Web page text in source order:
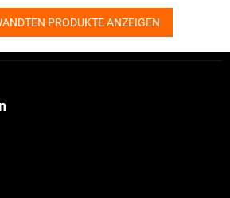
PRODUKTE ANZEIGEN